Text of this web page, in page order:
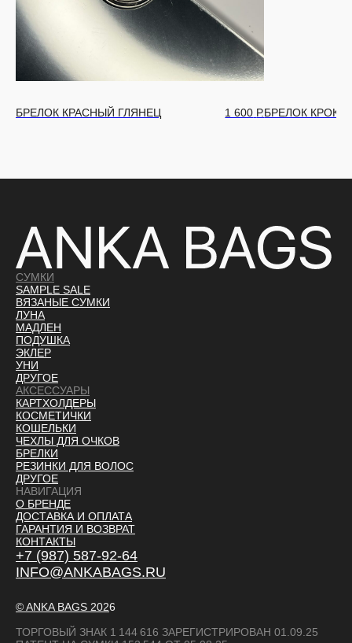
БРЕЛОК КРАСНЫЙ ГЛЯНЕЦ 1 600 Р.БРЕЛОК КРОКО
СУМКИ
SAMPLE SALE
ВЯЗАНЫЕ СУМКИ
ЛУНА
МАДЛЕН
ПОДУШКА
ЭКЛЕР
УНИ
ДРУГОЕ
АКСЕССУАРЫ
КАРТХОЛДЕРЫ
КОСМЕТИЧКИ
КОШЕЛЬКИ
ЧЕХЛЫ ДЛЯ ОЧКОВ
БРЕЛКИ
РЕЗИНКИ ДЛЯ ВОЛОС
ДРУГОЕ
НАВИГАЦИЯ
О БРЕНДЕ
ДОСТАВКА И ОПЛАТА
ГАРАНТИЯ И ВОЗВРАТ
КОНТАКТЫ
+7 (987) 587-92-64
INFO@ANKABAGS.RU
© ANKA BAGS 2026
ТОРГОВЫЙ ЗНАК 1 144 616 ЗАРЕГИСТРИРОВАН 01.09.25